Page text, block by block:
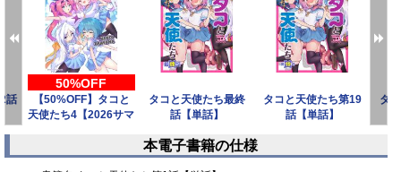
スキンシップをするため人から見えないタコにまとわりつかれ
る不審者のような
アルマは全然友達ができずうなだれる日々。
しかしぼっちとなりつつある彼女の前にある日学年の人気者美
少女ミルカが表れて……？
天使×タコ×百合の異種族混合学園ラブコメ爆誕！
話
50%OFF
【50%OFF】タコと
天使たち4【2026サマ
タコと天使たち最終
話【単話】
タコと天使たち第19
話【単話】
タ
prev next
本電子書籍の仕様